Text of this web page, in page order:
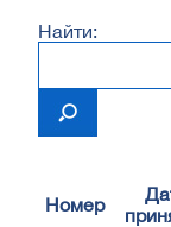
Найти:
Номер